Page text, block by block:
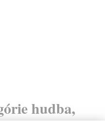
hudba,